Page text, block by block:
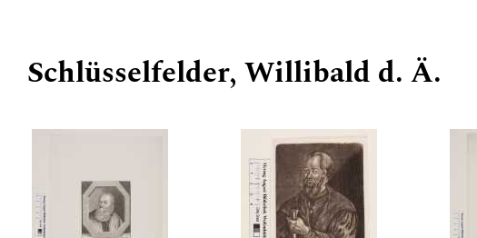
Schlüsselfelder, Willibald d. Ä.